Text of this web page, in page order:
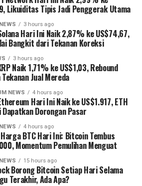
Likuiditas Tipis Jadi Penggerak Utama
3 hours ago
Hari Ini Naik 2,87% ke US$74,67,
Bangkit dari Tekanan Koreksi
3 hours ago
Naik 1,71% ke US$1,03, Rebound
Jual Mereda
NEWS 4 hours ago
Hari Ini Naik ke US$1.917, ETH
Dapatkan Dorongan Pasar
4 hours ago
BTC Hari Ini: Bitcoin Tembus
Momentum Pemulihan Menguat
15 hours ago
Borong Bitcoin Setiap Hari Selama
Terakhir, Ada Apa?